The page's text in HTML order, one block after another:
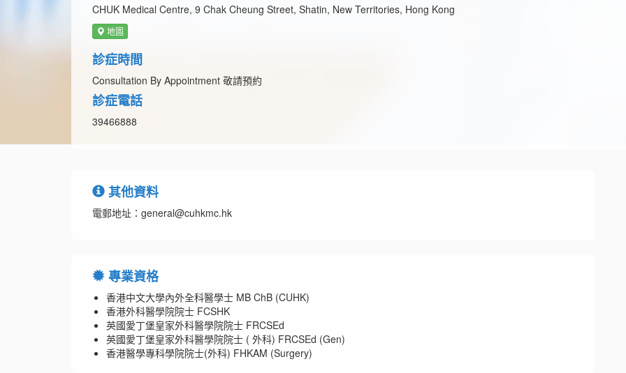
CHUK Medical Centre, 9 Chak Cheung Street, Shatin, New Territories, Hong Kong
地圖
診症時間
Consultation By Appointment 敬請預約
診症電話
39466888
其他資料
電郵地址：general@cuhkmc.hk
專業資格
香港中文大學內外全科醫學士 MB ChB (CUHK)
香港外科醫學院院士 FCSHK
英國愛丁堡皇家外科醫學院院士 FRCSEd
英國愛丁堡皇家外科醫學院院士 ( 外科) FRCSEd (Gen)
香港醫學專科學院院士(外科) FHKAM (Surgery)